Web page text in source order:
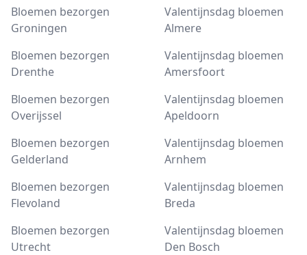
Bloemen bezorgen
Groningen
Bloemen bezorgen
Drenthe
Bloemen bezorgen
Overijssel
Bloemen bezorgen
Gelderland
Bloemen bezorgen
Flevoland
Bloemen bezorgen
Utrecht
Valentijnsdag bloemen
Almere
Valentijnsdag bloemen
Amersfoort
Valentijnsdag bloemen
Apeldoorn
Valentijnsdag bloemen
Arnhem
Valentijnsdag bloemen
Breda
Valentijnsdag bloemen
Den Bosch